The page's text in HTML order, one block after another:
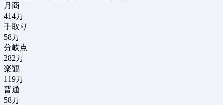
月商
414万
手取り
58万
分岐点
282万
楽観
119万
普通
58万